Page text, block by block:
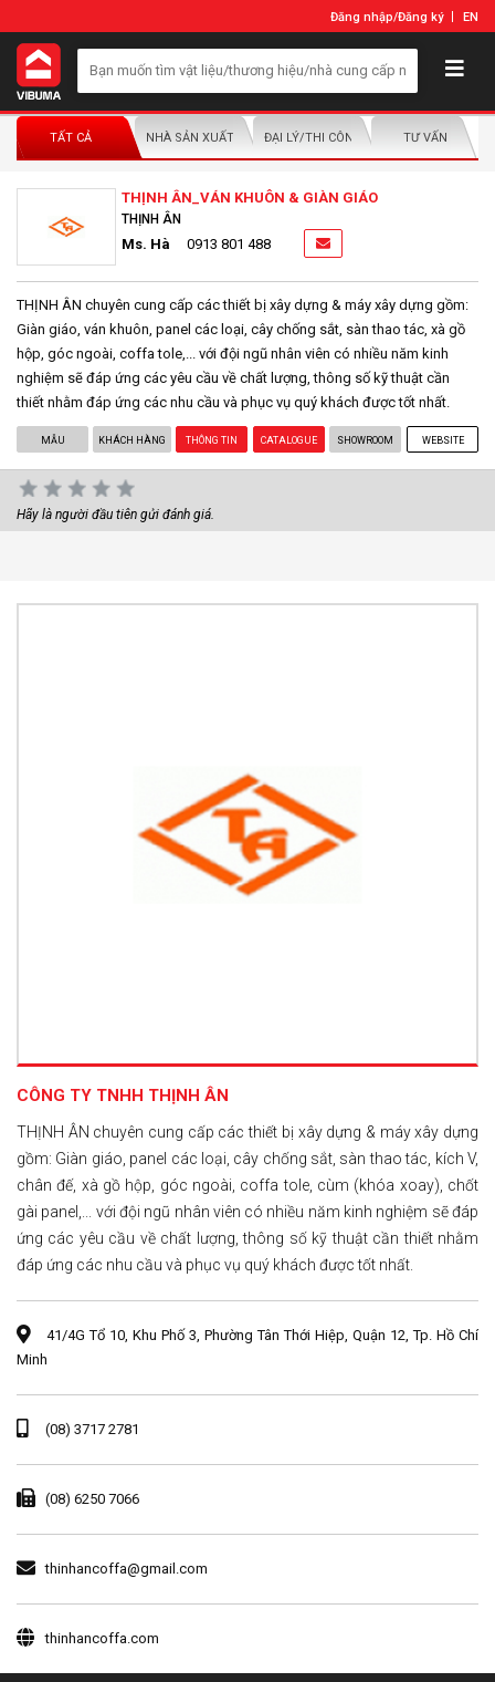
Đăng nhập/Đăng ký EN
TẤT CẢ NHÀ SẢN XUẤT/NHÀ PHÂN PHỐIĐẠI LÝ/THI CÔNG LẮP ĐẶTTƯ VẤN
THỊNH ÂN_VÁN KHUÔN & GIÀN GIÁO
THỊNH ÂN
Ms. Hà 0913 801 488
THỊNH ÂN chuyên cung cấp các thiết bị xây dựng & máy xây dựng gồm:
Giàn giáo, ván khuôn, panel các loại, cây chống sắt, sàn thao tác, xà gồ
hộp, góc ngoài, coffa tole,... với đội ngũ nhân viên có nhiều năm kinh
nghiệm sẽ đáp ứng các yêu cầu về chất lượng, thông số kỹ thuật cần
thiết nhằm đáp ứng các nhu cầu và phục vụ quý khách được tốt nhất.
MẪU KHÁCH HÀNG THÔNG TIN CATALOGUE SHOWROOM WEBSITE
Hãy là người đầu tiên gửi đánh giá.
CÔNG TY TNHH THỊNH ÂN
THỊNH ÂN chuyên cung cấp các thiết bị xây dựng & máy xây dựng
gồm: Giàn giáo, panel các loại, cây chống sắt, sàn thao tác, kích V,
chân đế, xà gồ hộp, góc ngoài, coffa tole, cùm (khóa xoay), chốt
gài panel,... với đội ngũ nhân viên có nhiều năm kinh nghiệm sẽ đáp
ứng các yêu cầu về chất lượng, thông số kỹ thuật cần thiết nhằm
đáp ứng các nhu cầu và phục vụ quý khách được tốt nhất.
41/4G Tổ 10, Khu Phố 3, Phường Tân Thới Hiệp, Quận 12, Tp. Hồ Chí
Minh
(08) 3717 2781
(08) 6250 7066
thinhancoffa@gmail.com
thinhancoffa.com